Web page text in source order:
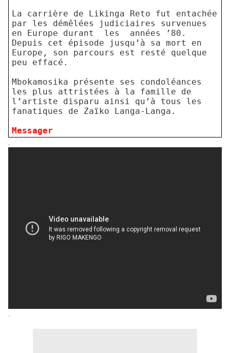
La carrière de Likinga Reto fut entachée
par les démêlées judiciaires survenues
en Europe durant
les
années ’80.
Depuis cet épisode jusqu’à sa mort en
Europe, son parcours est resté quelque
peu effacé.
Mbokamosika présente ses condoléances
les plus attristées à la famille de
l’artiste disparu ainsi qu’à tous les
fanatiques de Zaïko Langa-Langa.
Messager